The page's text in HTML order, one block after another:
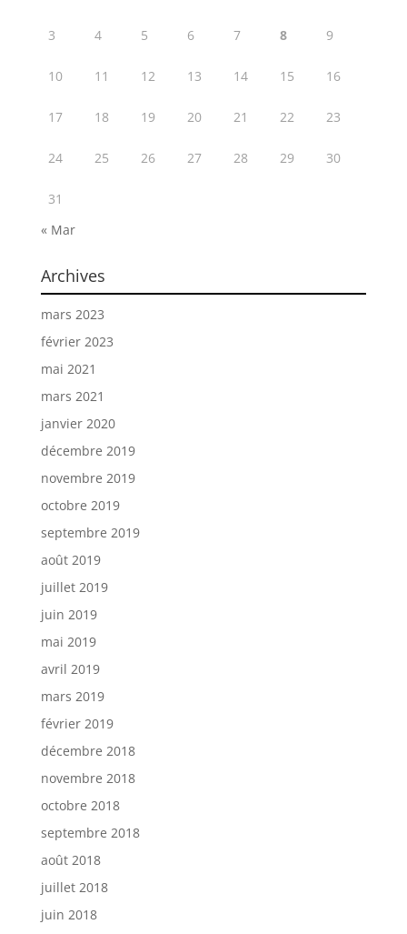
3 4 5 6 7 8 9
10 11 12 13 14 15 16
17 18 19 20 21 22 23
24 25 26 27 28 29 30
31
« Mar
Archives
mars 2023
février 2023
mai 2021
mars 2021
janvier 2020
décembre 2019
novembre 2019
octobre 2019
septembre 2019
août 2019
juillet 2019
juin 2019
mai 2019
avril 2019
mars 2019
février 2019
décembre 2018
novembre 2018
octobre 2018
septembre 2018
août 2018
juillet 2018
juin 2018